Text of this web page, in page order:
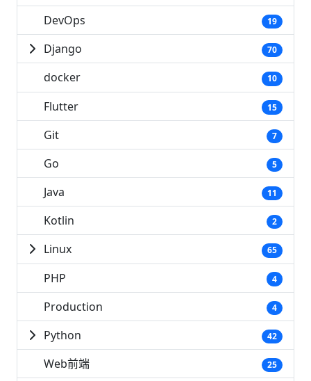
DevOps 19
Django 70
docker 10
Flutter 15
Git 7
Go 5
Java 11
Kotlin 2
Linux 65
PHP 4
Production 4
Python 42
Web前端 25